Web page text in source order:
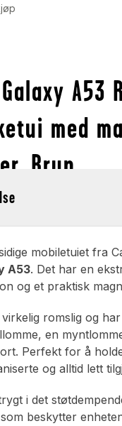
A53
med
Brun
mobiletuiet fra
A53. Det har en
og et praktisk
romslig og
en
Perfekt for å
og alltid lett
i det
beskytter